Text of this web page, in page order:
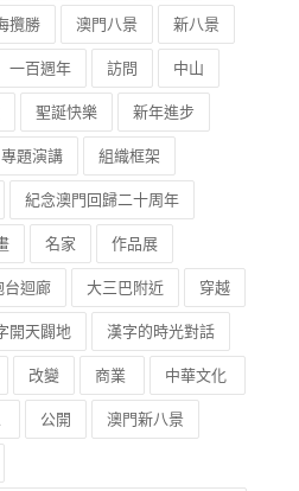
攬勝 澳門八景 新八景
一百週年 訪問 中山
聖誕快樂 新年進步
專題演講 組織框架
紀念澳門回歸二十周年
名家 作品展
台迴廊 大三巴附近 穿越
開天闢地 漢字的時光對話
改變 商業 中華文化
公開 澳門新八景